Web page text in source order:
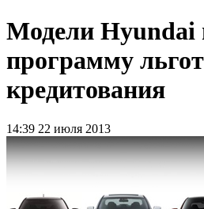
Модели
программу
кредитования
14:39 22 июля 2013